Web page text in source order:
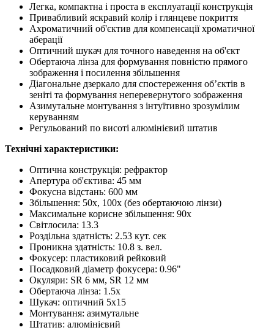
Легка, компактна і проста в експлуатації конструкція
Привабливий яскравий колір і глянцеве покриття
Ахроматичний об'єктив для компенсації хроматичної
аберації
Оптичний шукач для точного наведення на об'єкт
Обертаюча лінза для формування повністю прямого
зображення і посилення збільшення
Діагональне дзеркало для спостереження об’єктів в
зеніті та формування неперевернутого зображення
Азимутальне монтування з інтуїтивно зрозумілим
керуванням
Регульований по висоті алюмінієвий штатив
Технічні характеристики:
Оптична конструкція: рефрактор
Апертура об'єктива: 45 мм
Фокусна відстань: 600 мм
Збільшення: 50x, 100х (без обертаючою лінзи)
Максимальне корисне збільшення: 90x
Світлосила: 13.3
Роздільна здатність: 2.53 кут. сек
Проникна здатність: 10.8 з. вел.
Фокусер: пластиковий рейковий
Посадковий діаметр фокусера: 0.96"
Окуляри: SR 6 мм, SR 12 мм
Обертаюча лінза: 1.5х
Шукач: оптичний 5х15
Монтування: азимутальне
Штатив: алюмінієвий